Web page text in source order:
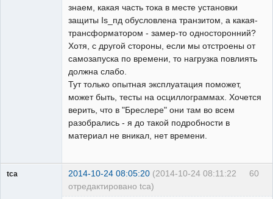
знаем, какая часть тока в месте установки
защиты Is_пд обусловлена транзитом, а какая-
трансформатором - замер-то односторонний?
Хотя, с другой стороны, если мы отстроены от
самозапуска по времени, то нагрузка повлиять
должна слабо.
Тут только опытная эксплуатация поможет,
может быть, тесты на осциллограммах. Хочется
верить, что в "Бреслере" они там во всем
разобрались - я до такой подробности в
материал не вникал, нет времени.
60
tca 2014-10-24 08:05:20 (2014-10-24 08:11:22
отредактировано tca)